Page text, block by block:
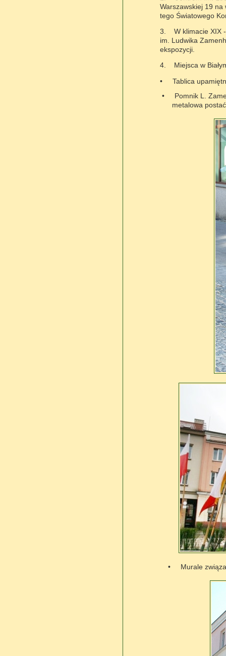
Warszawskiej 19 na
tego Światowego
3.
W klimacie XIX
im. Ludwika
ekspozycji.
4.
Miejsca w
•
Tablica
•
Pomnik L.
metalowa
• Murale